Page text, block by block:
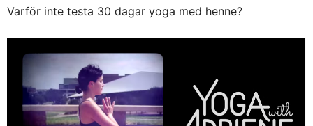
Varför inte testa 30 dagar yoga med henne?